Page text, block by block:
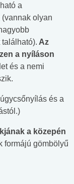
a
olyan
Az
a nyíláson
és a nemi
és a
a közepén
formájú gömbölyű